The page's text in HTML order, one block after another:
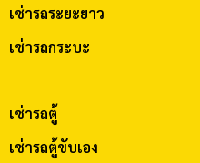
เช่ารถระยะยาว
เช่ารถกระบะ
เช่ารถตู้
เช่ารถตู้ขับเอง